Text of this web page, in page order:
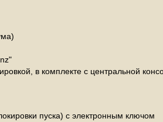
в комплекте с центральной
пуска) с электронным ключом